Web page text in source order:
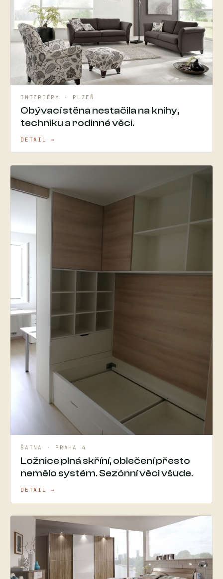
INTERIÉRY · PLZEŇ
Obývací stěna nestačila na knihy,
techniku a rodinné věci.
DETAIL →
ŠATNA · PRAHA 4
Ložnice plná skříní, oblečení přesto
nemělo systém. Sezónní věci všude.
DETAIL →